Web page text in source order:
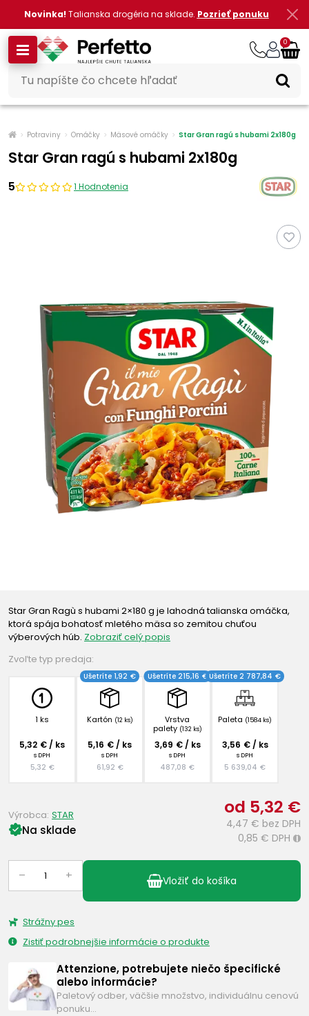
Novinka! Talianska drogéria na sklade. Pozrieť ponuku
0
Potraviny Omáčky Mäsové omáčky Star Gran ragú s hubami 2x180g
Star Gran ragú s hubami 2x180g
5 1 Hodnotenia
Star Gran Ragù s hubami 2×180 g je lahodná talianska omáčka,
ktorá spája bohatosť mletého mäsa so zemitou chuťou
výberových húb. Zobraziť celý popis
Zvoľte typ predaja:
1 ks
5,32 € / ks
s DPH
5,32 €
Kartón (12 ks)
Ušetríte 1,92 €
5,16 € / ks
s DPH
61,92 €
Vrstva
palety (132 ks)
Ušetríte 215,16 €
3,69 € / ks
s DPH
487,08 €
Paleta (1584 ks)
Ušetríte 2 787,84 €
3,56 € / ks
s DPH
5 639,04 €
od 5,32 €
4,47 € bez DPH
0,85 € DPH i
Na sklade
Výrobca: STAR
– + Vložiť do košíka
Strážny pes
Zistiť podrobnejšie informácie o produkte
Attenzione, potrebujete niečo špecifické
alebo informácie?
Paletový odber, väčšie množstvo, individuálnu cenovú
ponuku…